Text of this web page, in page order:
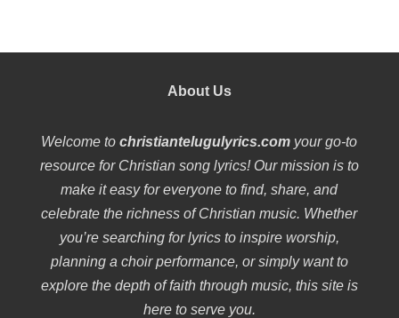
About Us
Welcome tochristiantelugulyrics.com your go-to
resource for Christian song lyrics! Our mission is to
make it easy for everyone to find, share, and
celebrate the richness of Christian music. Whether
you’re searching for lyrics to inspire worship,
planning a choir performance, or simply want to
explore the depth of faith through music, this site is
here to serve you.